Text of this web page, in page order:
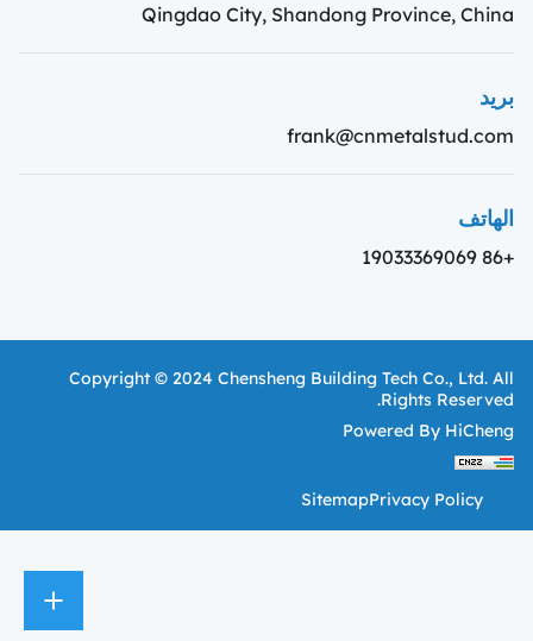
Qingdao City, Shandong Province, China
بريد
frank@cnmetalstud.com
الهاتف
+86 19033369069
Copyright © 2024 Chensheng Building Tech Co., Ltd. All
Rights Reserved.
Powered By HiCheng
Privacy Policy
Sitemap